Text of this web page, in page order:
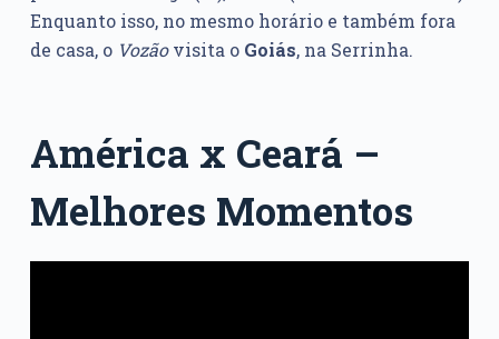
Enquanto isso, no mesmo horário e também fora
de casa, o Vozãovisita o Goiás, na Serrinha.
América x Ceará –
Melhores Momentos